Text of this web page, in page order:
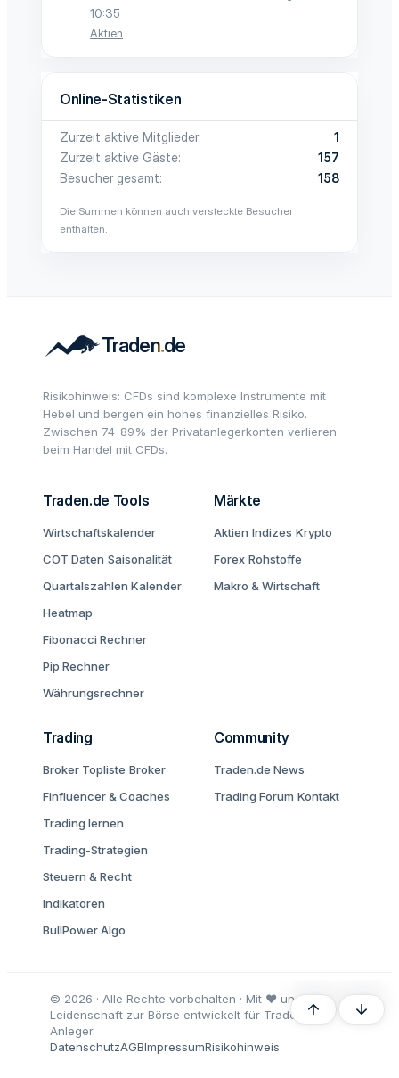
10:35
Aktien
Online-Statistiken
Zurzeit aktive Mitglieder
1
Zurzeit aktive Gäste
157
Besucher gesamt
158
Die Summen können auch versteckte Besucher
enthalten.
Risikohinweis: CFDs sind komplexe Instrumente mit
Hebel und bergen ein hohes finanzielles Risiko.
Zwischen 74-89% der Privatanlegerkonten verlieren
beim Handel mit CFDs.
Traden.de Tools
Wirtschaftskalender
COT Daten Saisonalität
Quartalszahlen Kalender
Heatmap
Fibonacci Rechner
Pip Rechner
Währungsrechner
Märkte
Aktien Indizes Krypto
Forex Rohstoffe
Makro & Wirtschaft
Trading
Broker Topliste Broker
Finfluencer & Coaches
Trading lernen
Trading-Strategien
Steuern & Recht
Indikatoren
BullPower Algo
Community
Traden.de News
Trading Forum Kontakt
© 2026 · Alle Rechte vorbehalten · Mit ♥ und
Leidenschaft zur Börse entwickelt für Trader und
Anleger.
DatenschutzAGBImpressumRisikohinweis
Oben Unten